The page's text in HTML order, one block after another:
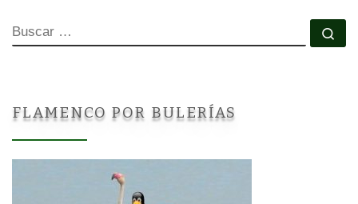
BUSCAR
FLAMENCO POR BULERÍAS